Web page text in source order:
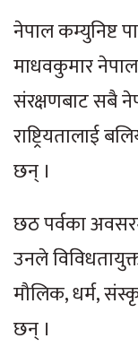
नेपाल कम्युनिष्ट
माधवकुमार
संरक्षणबाट सबै
राष्ट्रियतालाई
छन् ।
छठ पर्वका
उनले
मौलिक, धर्म,
छन् ।